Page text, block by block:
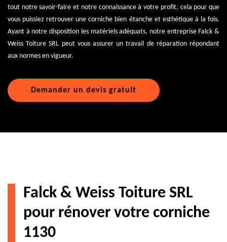
tout notre savoir-faire et notre connaissance à votre profit, cela pour que
vous puissiez retrouver une corniche bien étanche et esthétique à la fois.
Ayant à notre disposition les matériels adéquats, notre entreprise Falck &
Weiss Toiture SRL peut vous assurer un travail de réparation répondant
aux normes en vigueur.
Demander un devis gratuit
Falck & Weiss Toiture SRL
pour rénover votre corniche
1130